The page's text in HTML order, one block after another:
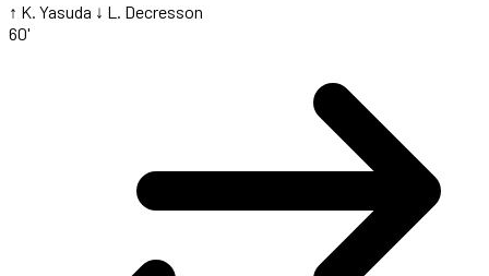
↑ K. Yasuda ↓ L. Decresson
60'